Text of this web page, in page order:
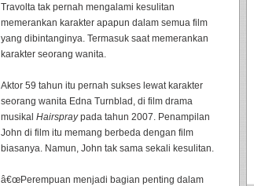
Travolta tak pernah mengalami kesulitan
memerankan karakter apapun dalam semua film
yang dibintanginya. Termasuk saat memerankan
karakter seorang wanita.
Aktor 59 tahun itu pernah sukses lewat karakter
seorang wanita Edna Turnblad, di film drama
musikal Hairspraypada tahun 2007. Penampilan
John di film itu memang berbeda dengan film
biasanya. Namun, John tak sama sekali kesulitan.
â€œPerempuan menjadi bagian penting dalam